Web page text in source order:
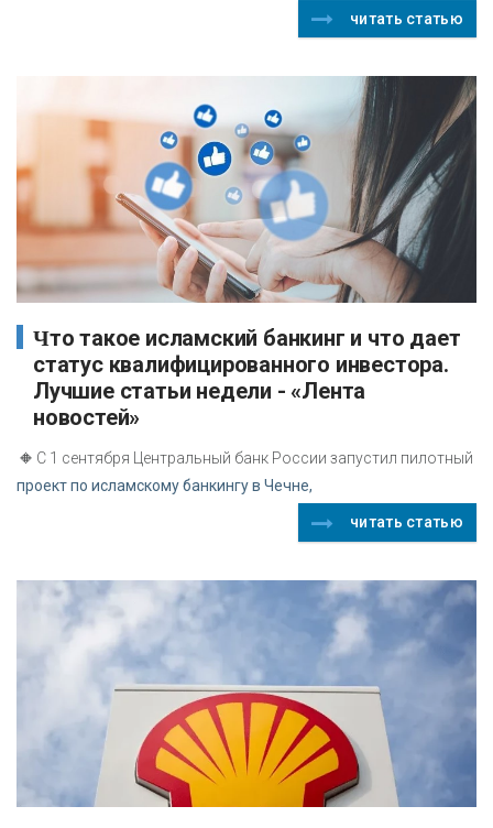
читать статью
Что такое исламский банкинг и что дает
статус квалифицированного инвестора.
Лучшие статьи недели - «Лента
новостей»
🔸 С 1 сентября Центральный банк России запустил пилотный
проект по исламскому банкингу в Чечне,
читать статью